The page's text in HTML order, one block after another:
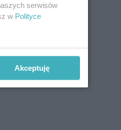
serwisów
w Polityce
Akceptuję